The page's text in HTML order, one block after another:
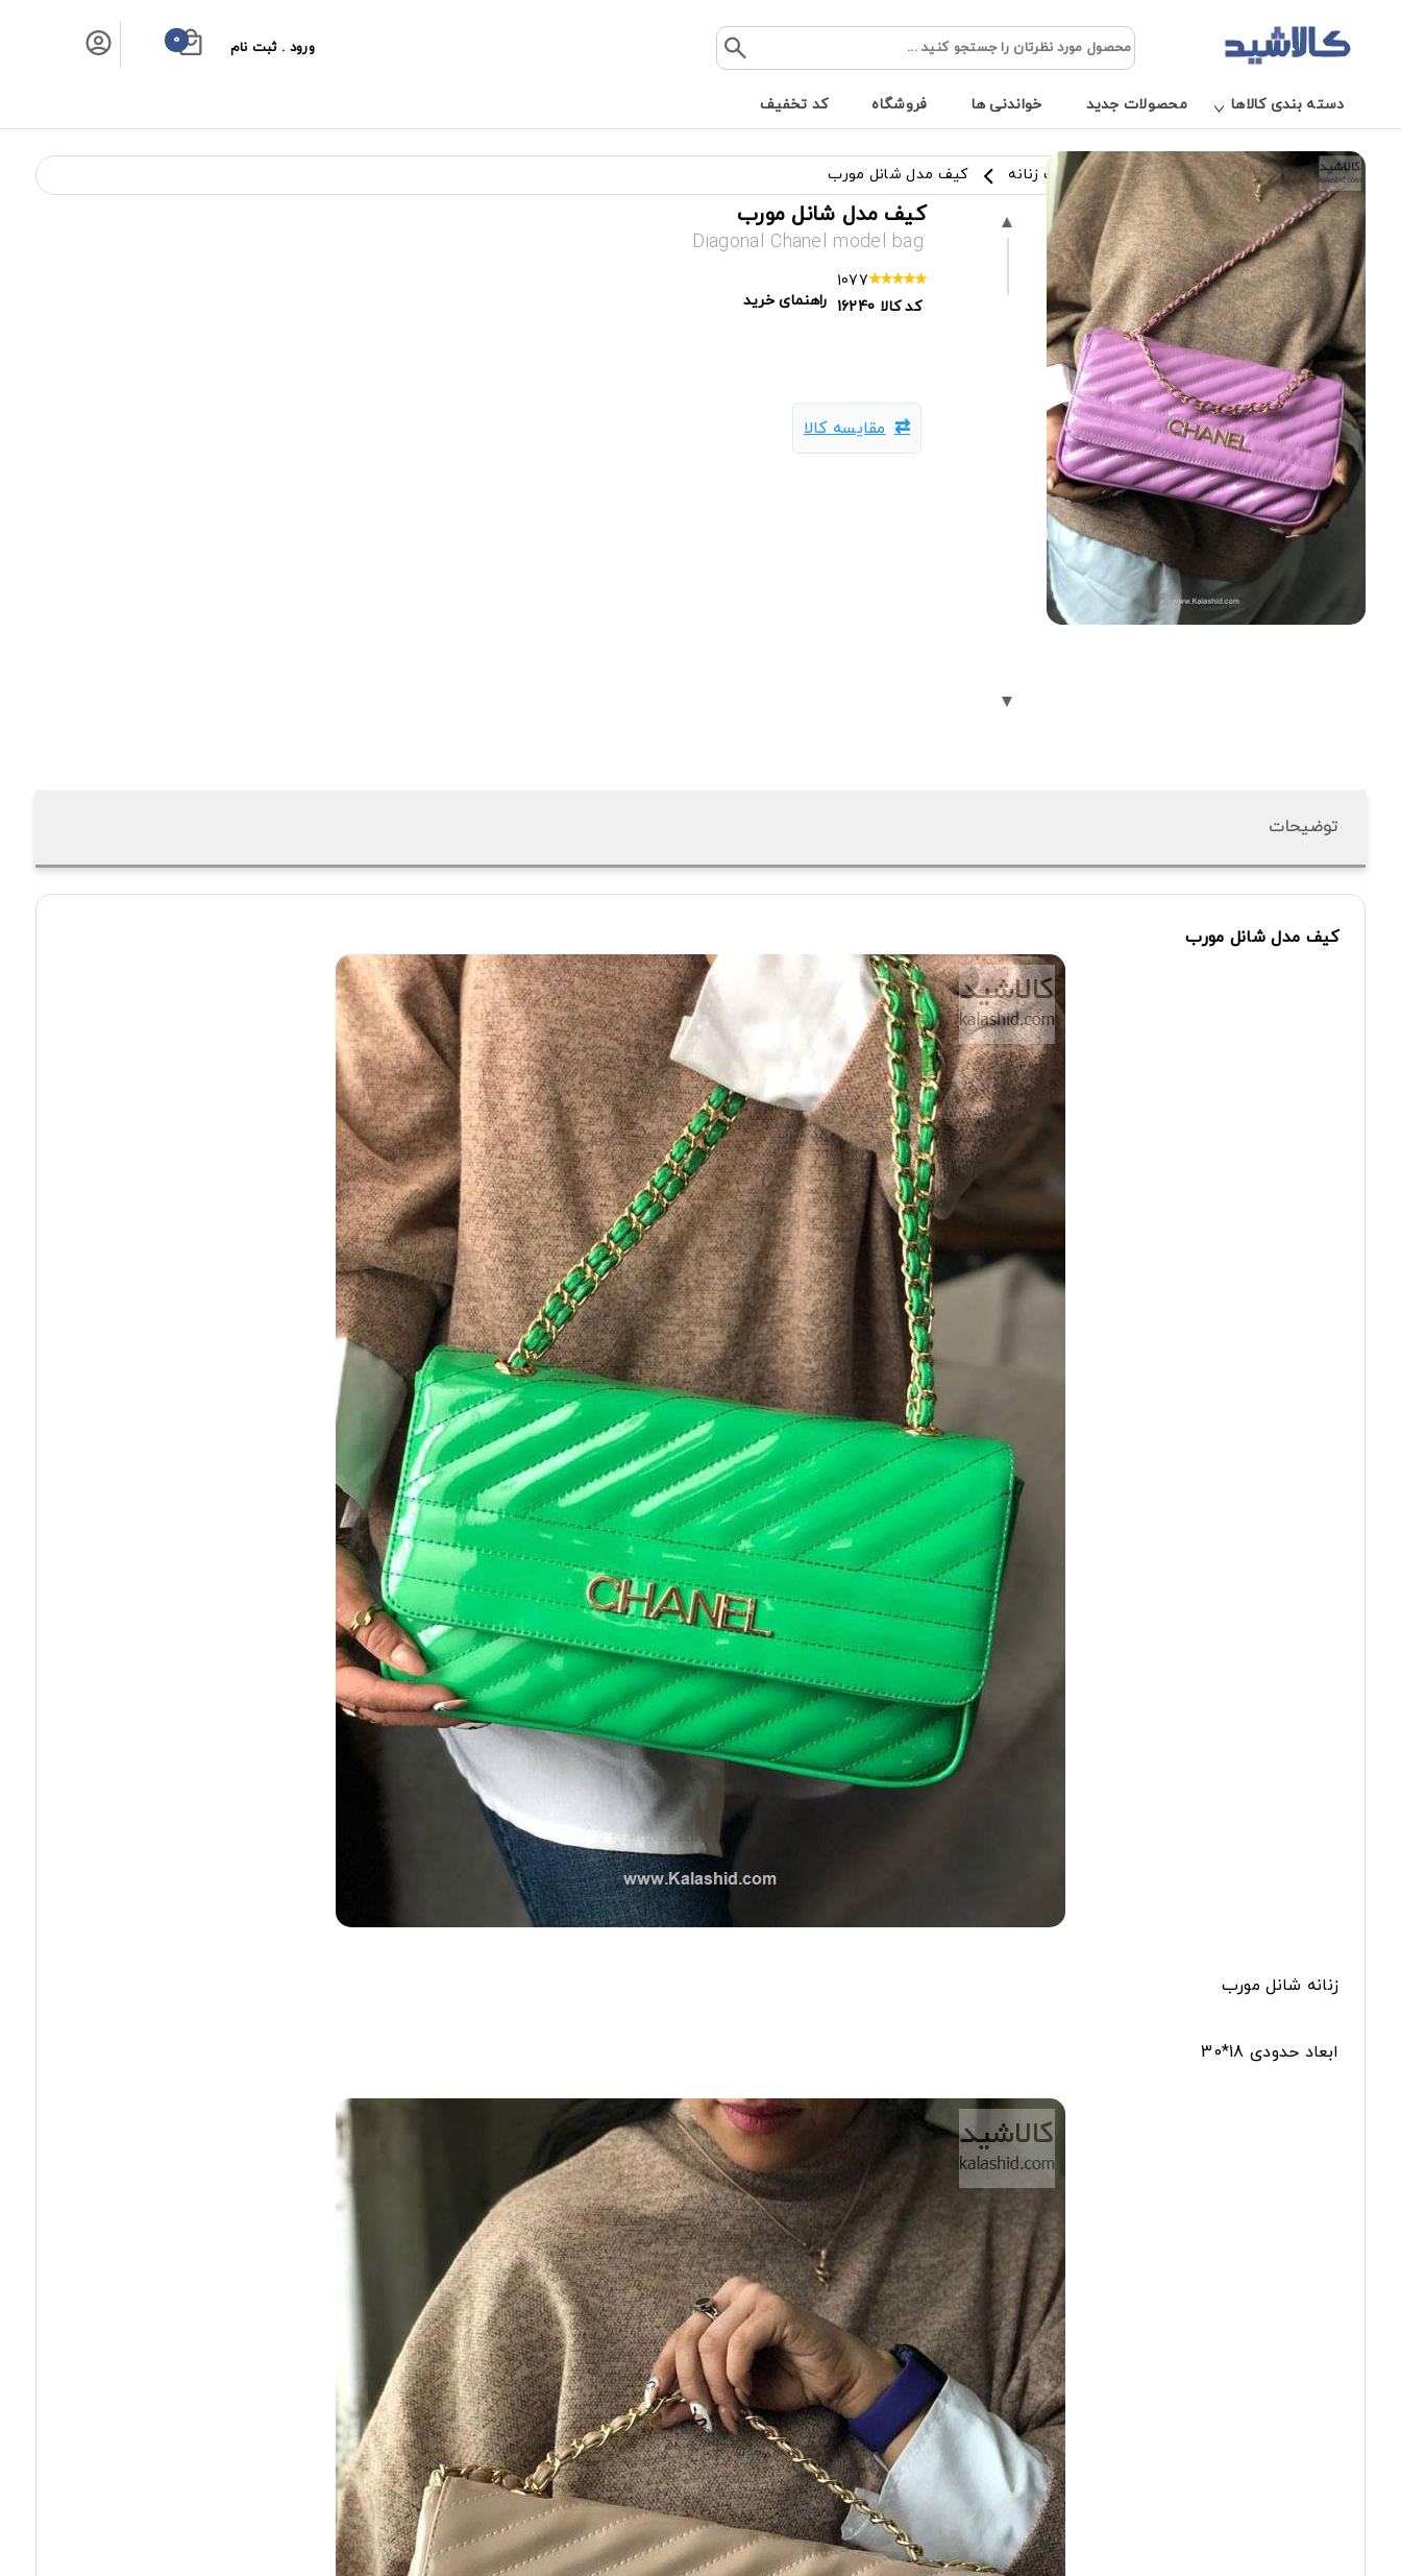
ورود . ثبت نام 0
دسته بندی کالاها محصولات جدید خواندنی ها فروشگاه کد تخفیف
کالاشید مد و پوشاک کیف زنانه کیف مدل شانل مورب
کیف مدل شانل مورب
Diagonal Chanel model bag
1077
کد کالا 16240 راهنمای خرید
مقایسه کالا
توضیحات
کیف مدل شانل مورب
زنانه شانل مورب
ابعاد حدودی 18*30